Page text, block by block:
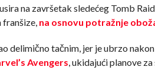
na završetak sledećeg Tomb
franšize, na osnovu potražnje
delimično tačnim, jer je ubrzo
Avengers, ukidajući planove